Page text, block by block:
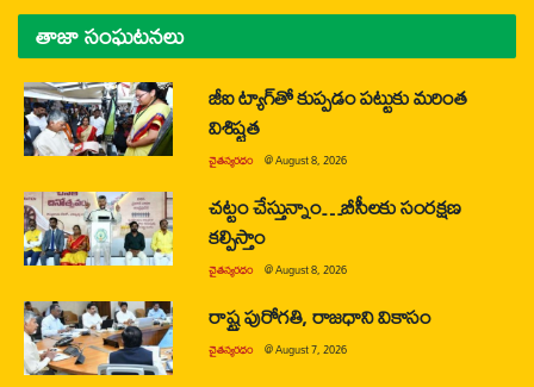
తాజా సంఘటనలు
జీఐ ట్యాగ్‌తో కుప్పడం పట్టుకు మరింత
విశిష్టత
చైతన్యరధం @August 8, 2026
చట్టం చేస్తున్నాం…బీసీలకు సంరక్షణ
కల్పిస్తాం
చైతన్యరధం @August 8, 2026
రాష్ట్ర పురోగతి, రాజధాని వికాసం
చైతన్యరధం @August 7, 2026